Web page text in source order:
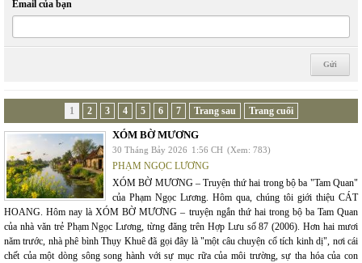
Email của bạn
1 2 3 4 5 6 7 Trang sau Trang cuối
XÓM BỜ MƯƠNG
30 Tháng Bảy 2026 1:56 CH (Xem: 783)
PHẠM NGỌC LƯƠNG
XÓM BỜ MƯƠNG – Truyện thứ hai trong bộ ba "Tam Quan"
của Phạm Ngọc Lương. Hôm qua, chúng tôi giới thiệu CÁT
HOANG. Hôm nay là XÓM BỜ MƯƠNG – truyện ngắn thứ hai trong bộ ba Tam Quan
của nhà văn trẻ Phạm Ngọc Lương, từng đăng trên Hợp Lưu số 87 (2006). Hơn hai mươi
năm trước, nhà phê bình Thụy Khuê đã gọi đây là "một câu chuyện cổ tích kinh dị", nơi cái
chết của một dòng sông song hành với sự mục rữa của môi trường, sự tha hóa của con